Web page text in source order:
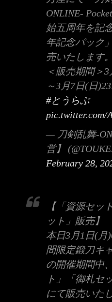
ONLINE-
始五周年を記
年記念パック
売いたします。
＜販売期間＞
～3月7日(日
#とうらぶ
pic.twitter.com/
— 刀剣乱舞-
営】
February 28,
【「資源セッ
ット」販売】
本日3月1日(月
間限定鍛刀キ
の開催期間中
ト」「御札セ
にて販売いた